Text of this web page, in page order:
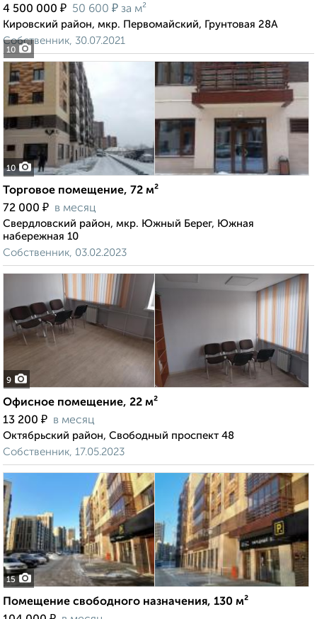
10
4 500 000 ₽ 50 600 ₽ за м²
Кировский район, мкр. Первомайский, Грунтовая 28А
Собственник, 30.07.2021
10
Торговое помещение, 72 м²
72 000 ₽ в месяц
Свердловский район, мкр. Южный Берег, Южная
набережная 10
Собственник, 03.02.2023
9
Офисное помещение, 22 м²
13 200 ₽ в месяц
Октябрьский район, Свободный проспект 48
Собственник, 17.05.2023
15
Помещение свободного назначения, 130 м²